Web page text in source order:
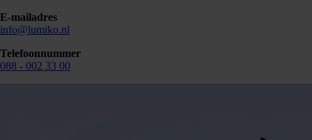
E-mailadres
info@lumiko.nl
Telefoonnummer
088 - 002 33 00